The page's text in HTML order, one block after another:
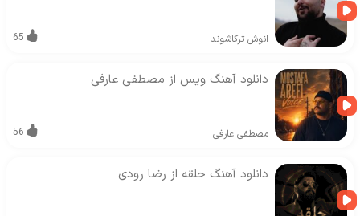
انوش ترکاشوند 65
دانلود آهنگ ویس از مصطفی عارفی
مصطفی عارفی 56
دانلود آهنگ حلقه از رضا رودی